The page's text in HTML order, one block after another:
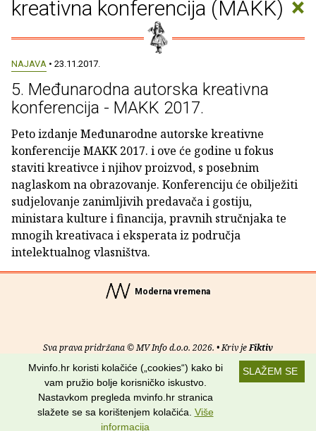
kreativna konferencija (MAKK) ×
NAJAVA • 23.11.2017.
5. Međunarodna autorska kreativna
konferencija - MAKK 2017.
Peto izdanje Međunarodne autorske kreativne
konferencije MAKK 2017. i ove će godine u fokus
staviti kreativce i njihov proizvod, s posebnim
naglaskom na obrazovanje. Konferenciju će obilježiti
sudjelovanje zanimljivih predavača i gostiju,
ministara kulture i financija, pravnih stručnjaka te
mnogih kreativaca i eksperata iz područja
intelektualnog vlasništva.
Moderna vremena
Sva prava pridržana © MV Info d.o.o. 2026. • Kriv jeFiktiv
Uvjeti korištenja RSS kanali
Potraži nas na:
SLAŽEM SE
Mvinfo.hr koristi kolačiće („cookies“) kako bi
vam pružio bolje korisničko iskustvo.
Nastavkom pregleda mvinfo.hr stranica
slažete se sa korištenjem kolačića. Više
informacija